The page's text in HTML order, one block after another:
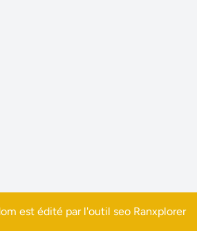
est édité par l'outil seo Ranxplorer